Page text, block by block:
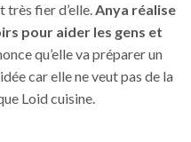
très fier d’elle.Anya réalise
pour aider les gens et
qu’elle va préparer un
car elle ne veut pas de la
Loid cuisine.